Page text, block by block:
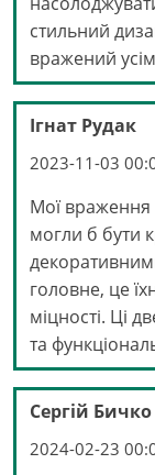
стильний
вражений
Ігнат Рудак
2023-11-03
Мої враження
могли б бути
головне, це
міцності. Ці
та
Сергій Бичко
2024-02-23